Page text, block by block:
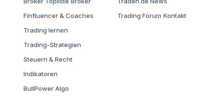
Finfluencer & Coaches
Trading lernen
Trading-Strategien
Steuern & Recht
Indikatoren
BullPower Algo
Trading Forum Kontakt